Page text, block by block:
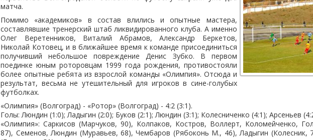
матча.
Помимо «академиков» в состав влились и опытные мастера,
составлявшие тренерский штаб ликвидированного клуба. А именно
Олег Веретенников, Виталий Абрамов, Александр Беркетов,
Николай Котовец, и в ближайшее время к команде присоединиться
получивший небольшое повреждение Денис Зубко. В первом
поединке юным роторовцам 1999 года рождения, противостояли
более опытные ребята из взрослой команды «Олимпия». Отсюда и
результат, весьма не утешительный для игроков в сине-голубых
футболках.
«Олимпия» (Волгоград) - «Ротор» (Волгоград) - 4:2 (3:1).
Голы: Люндин (1:0); Ладыгин (2:0); Буков (2:1); Люндин (3:1); Колесниченко (4:1); Арсеньев
«Олимпия»: Саркисов (Марчуков, 90), Колпаков, Костров, Воллерт, Коломейченко,
87), Семенов, Люндин (Муравьев, 68), Чембаров (Рябоконь М., 46), Ладыгин (Колесник,